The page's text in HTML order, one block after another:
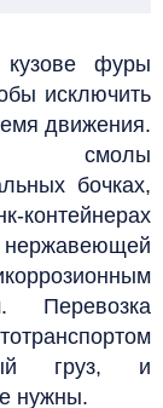
кузове фуры
исключить
движения.
смолы
бочках,
Перевозка
груз, и
нужны.